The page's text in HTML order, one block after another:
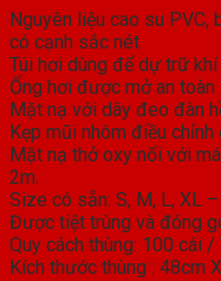
Nguyên liệu cao su PVC,
có cạnh sắc nét
Túi hơi dùng để dự trữ khí
Ống hơi được mở an toàn
Mặt nạ với dây đeo đàn
Kẹp mũi nhôm điều
Mặt nạ thở oxy nối với
2m.
Size có sẵn: S, M, L, XL
Được tiệt trùng và đóng
Quy cách thùng: 100 cái /
Kích thước thùng : 48cm